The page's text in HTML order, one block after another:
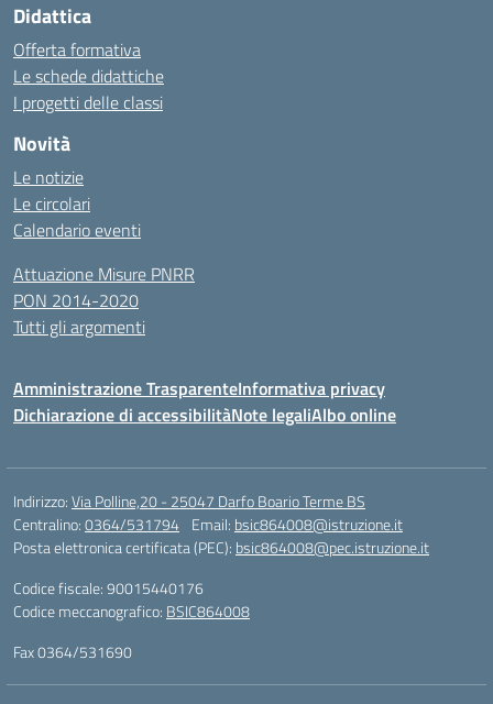
Didattica
Offerta formativa
Le schede didattiche
I progetti delle classi
Novità
Le notizie
Le circolari
Calendario eventi
Attuazione Misure PNRR
PON 2014-2020
Tutti gli argomenti
Amministrazione TrasparenteInformativa privacy
Dichiarazione di accessibilitàNote legaliAlbo online
Indirizzo:Via Polline,20 - 25047 Darfo Boario Terme BS
Centralino:0364/531794 Email: bsic864008@istruzione.it
Posta elettronica certificata (PEC): bsic864008@pec.istruzione.it
Codice fiscale: 90015440176
Codice meccanografico: BSIC864008
Fax 0364/531690